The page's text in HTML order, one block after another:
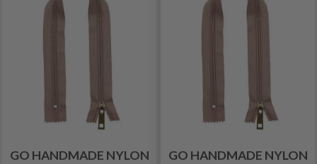
GO HANDMADE NYLON
GO HANDMADE NYLON